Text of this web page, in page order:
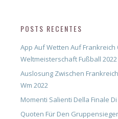
POSTS RECENTES
App Auf Wetten Auf
Weltmeisterschaft Fußball
Auslosung Zwischen
Wm 2022
Momenti Salienti Della Finale
Quoten Für Den